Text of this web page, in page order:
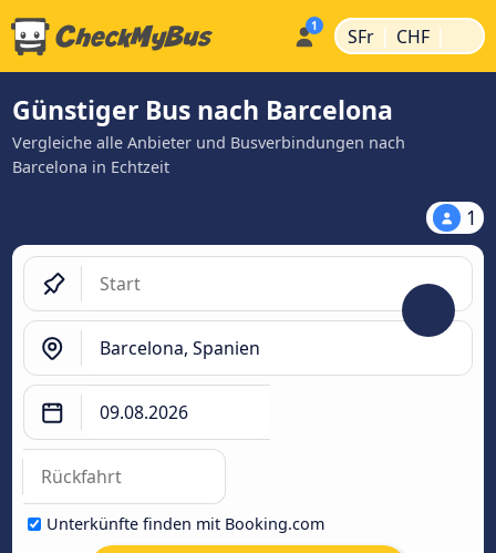
SFr | CHF |
Günstiger Bus nach Barcelona
Vergleiche alle Anbieter und Busverbindungen nach
Barcelona in Echtzeit
1
Unterkünfte finden mit Booking.com